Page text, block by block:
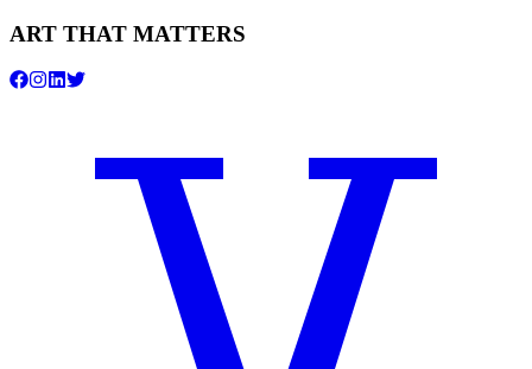
ART THAT MATTERS